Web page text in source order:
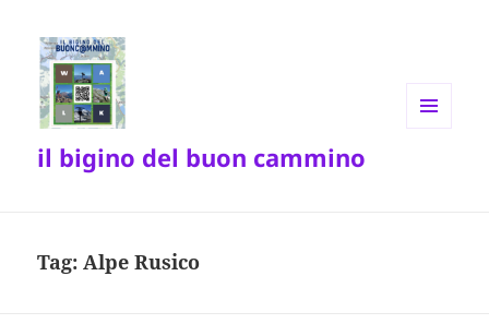
il bigino del buon cammino
Tag:Alpe Rusico